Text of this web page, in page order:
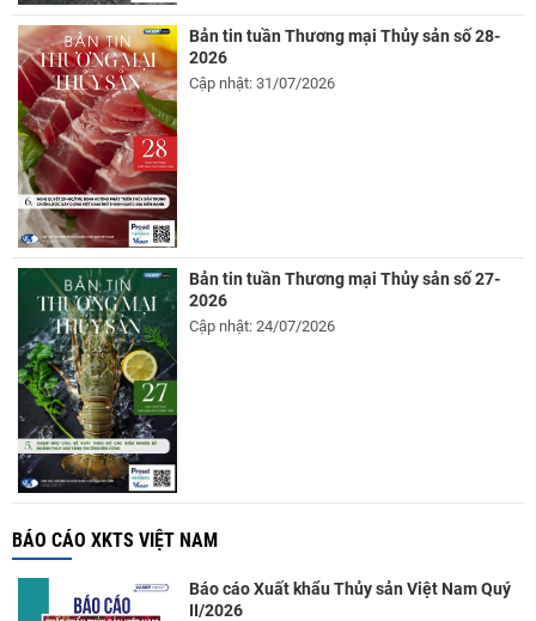
Bản tin tuần Thương mại Thủy sản số 28-
2026
Cập nhật: 31/07/2026
Bản tin tuần Thương mại Thủy sản số 27-
2026
Cập nhật: 24/07/2026
BÁO CÁO XKTS VIỆT NAM
Báo cáo Xuất khẩu Thủy sản Việt Nam Quý
II/2026